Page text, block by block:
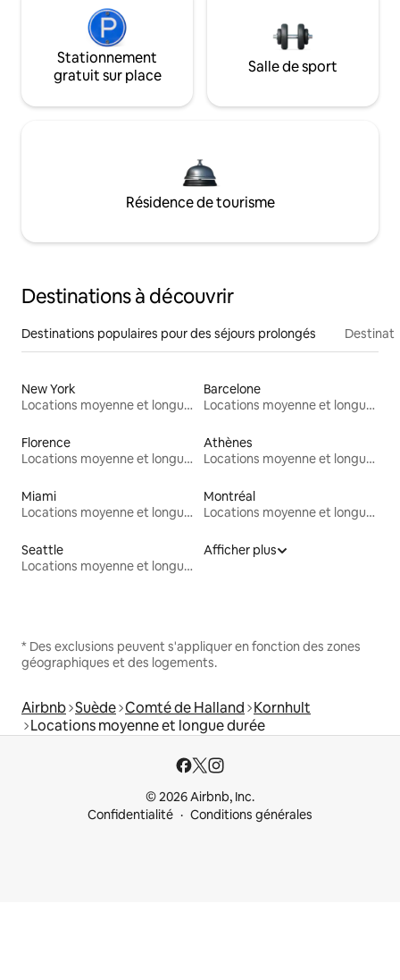
Stationnement
gratuit sur place
Salle de sport
Résidence de tourisme
Destinations à découvrir
Destinations populaires pour des séjours prolongés
New York
Locations moyenne et longue durée
Barcelone
Locations moyenne et longue durée
Florence
Locations moyenne et longue durée
Athènes
Locations moyenne et longue durée
Miami
Locations moyenne et longue durée
Montréal
Locations moyenne et longue durée
Seattle
Locations moyenne et longue durée
Afficher plus
* Des exclusions peuvent s'appliquer en fonction des zones
géographiques et des logements.
Airbnb Suède Comté de Halland Kornhult
Locations moyenne et longue durée
© 2026 Airbnb, Inc.
Confidentialité
Conditions générales